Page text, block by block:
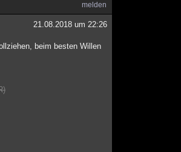
melden
21.08.2018 um 22:26
beim besten Willen